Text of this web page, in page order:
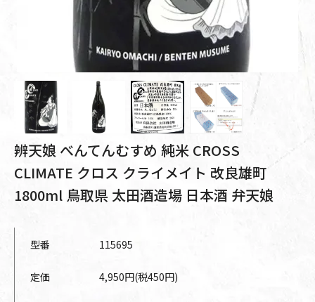
辨天娘 べんてんむすめ 純米 CROSS
CLIMATE クロス クライメイト 改良雄町
1800ml 鳥取県 太田酒造場 日本酒 弁天娘
型番 115695
定価 4,950円(税450円)